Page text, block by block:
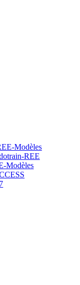
Modèles
REE
Modèles